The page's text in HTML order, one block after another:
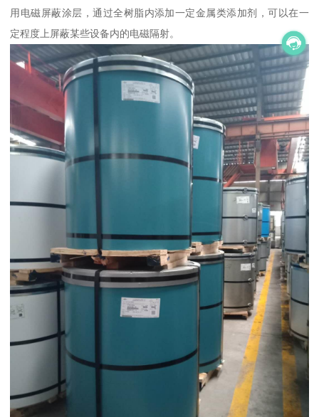
用电磁屏蔽涂层，通过全树脂内添加一定金属类添加剂，可以在一
定程度上屏蔽某些设备内的电磁隔射。